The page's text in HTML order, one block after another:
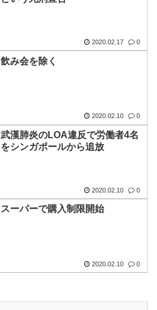
2020.02.17 0
飲み会を除く
2020.02.10 0
武漢肺炎のLOA違反で労働者4名
をシンガポールから追放
2020.02.10 0
スーパーで購入制限開始
2020.02.10 0